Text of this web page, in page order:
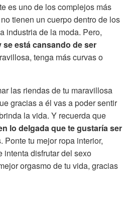
es uno de los complejos más
tienen un cuerpo dentro de los
industria de la moda. Pero,
está cansando de ser
tenga más curvas o
las riendas de tu maravillosa
gracias a él vas a poder sentir
la vida. Y recuerda que
lo delgada que te gustaría ser
tu mejor ropa interior,
intenta disfrutar del sexo
orgasmo de tu vida, gracias